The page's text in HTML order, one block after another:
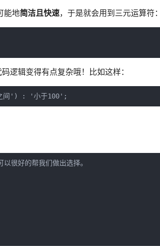
能地简洁且快速，于是就会用到三元运算符
逻辑变得有点复杂哦！比如这样：
很好的帮我们做出选择。